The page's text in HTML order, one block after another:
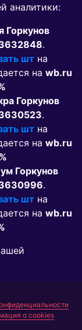
аналитики:
Горкунов
.
шт на
на wb.ru
Горкунов
.
шт на
на wb.ru
Горкунов
.
шт на
на wb.ru
о cookies